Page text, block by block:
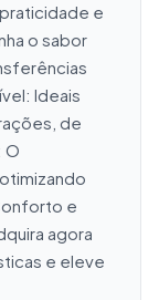
e
o sabor
Ideais
de
O
e
agora
e eleve